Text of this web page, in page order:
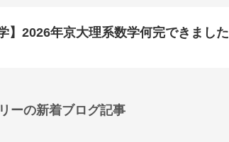
】2026年京大理系数学何完できました
ーの新着ブログ記事